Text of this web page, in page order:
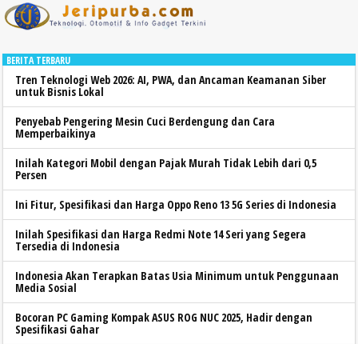
BERITA TERBARU
Tren Teknologi Web 2026: AI, PWA, dan Ancaman Keamanan Siber
untuk Bisnis Lokal
Penyebab Pengering Mesin Cuci Berdengung dan Cara
Memperbaikinya
Inilah Kategori Mobil dengan Pajak Murah Tidak Lebih dari 0,5
Persen
Ini Fitur, Spesifikasi dan Harga Oppo Reno 13 5G Series di Indonesia
Inilah Spesifikasi dan Harga Redmi Note 14 Seri yang Segera
Tersedia di Indonesia
Indonesia Akan Terapkan Batas Usia Minimum untuk Penggunaan
Media Sosial
Bocoran PC Gaming Kompak ASUS ROG NUC 2025, Hadir dengan
Spesifikasi Gahar